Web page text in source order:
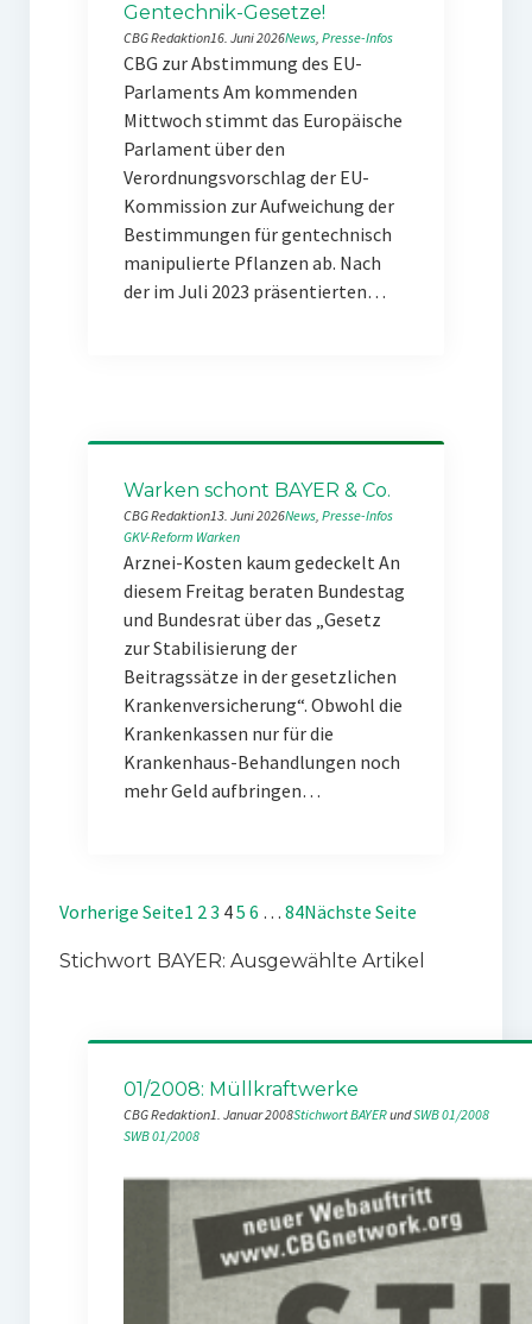
Gentechnik-Gesetze!
CBG Redaktion16. Juni 2026News, Presse-Infos
CBG zur Abstimmung des EU-
Parlaments Am kommenden
Mittwoch stimmt das Europäische
Parlament über den
Verordnungsvorschlag der EU-
Kommission zur Aufweichung der
Bestimmungen für gentechnisch
manipulierte Pflanzen ab. Nach
der im Juli 2023 präsentierten…
Warken schont BAYER & Co.
CBG Redaktion13. Juni 2026News, Presse-Infos
GKV-Reform Warken
Arznei-Kosten kaum gedeckelt An
diesem Freitag beraten Bundestag
und Bundesrat über das „Gesetz
zur Stabilisierung der
Beitragssätze in der gesetzlichen
Krankenversicherung“. Obwohl die
Krankenkassen nur für die
Krankenhaus-Behandlungen noch
mehr Geld aufbringen…
Vorherige Seite1 23 45 6 … 84Nächste Seite
Stichwort BAYER: Ausgewählte Artikel
01/2008: Müllkraftwerke
CBG Redaktion1. Januar 2008Stichwort BAYER und SWB 01/2008
SWB 01/2008